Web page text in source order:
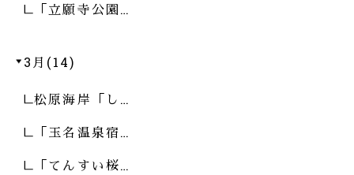
「立願寺公園…
3月(14)
松原海岸「し…
「玉名温泉宿…
「てんすい桜…